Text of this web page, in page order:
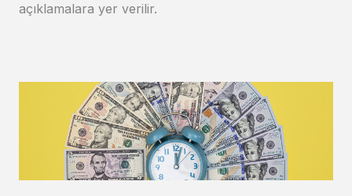
açıklamalara yer verilir.